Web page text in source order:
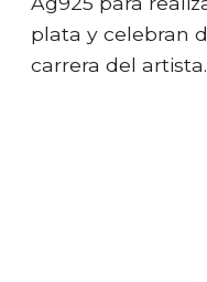
plata y celebran
carrera del artista.